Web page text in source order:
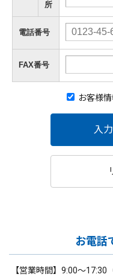
所
電話番号
FAX番号
お客様
入
お電話
【営業時間】9:00～